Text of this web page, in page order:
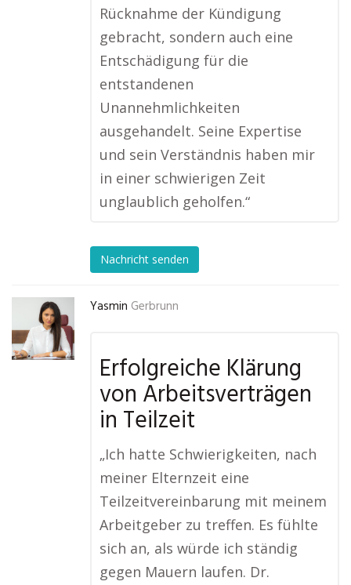
Rücknahme der Kündigung
gebracht, sondern auch eine
Entschädigung für die
entstandenen
Unannehmlichkeiten
ausgehandelt. Seine Expertise
und sein Verständnis haben mir
in einer schwierigen Zeit
unglaublich geholfen.“
Nachricht senden
Yasmin Gerbrunn
Erfolgreiche Klärung
von Arbeitsverträgen
in Teilzeit
„Ich hatte Schwierigkeiten, nach
meiner Elternzeit eine
Teilzeitvereinbarung mit meinem
Arbeitgeber zu treffen. Es fühlte
sich an, als würde ich ständig
gegen Mauern laufen. Dr.